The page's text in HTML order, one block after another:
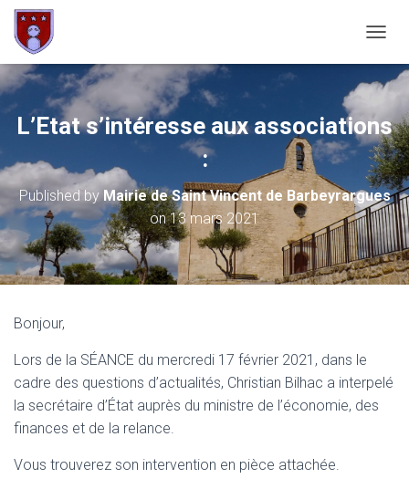
L’Etat s’intéresse aux associations
:
Published byMairie de Saint Vincent de Barbeyrargues
on13 mars 2021
Bonjour,
Lors de la SÉANCE du mercredi 17 février 2021, dans le
cadre des questions d’actualités, Christian Bilhac a interpelé
la secrétaire d’État auprès du ministre de l’économie, des
finances et de la relance.
Vous trouverez son intervention en pièce attachée.